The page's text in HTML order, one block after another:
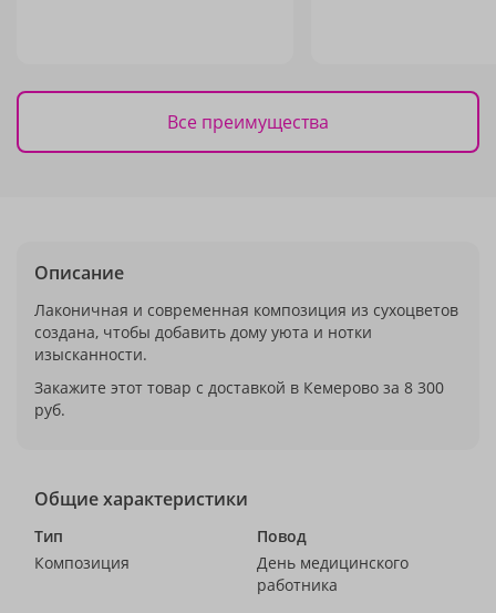
Все преимущества
Описание
Лаконичная и современная композиция из сухоцветов
создана, чтобы добавить дому уюта и нотки
изысканности.
Закажите этот товар с доставкой в Кемерово за 8 300
руб.
Общие характеристики
Тип
Композиция
Повод
День медицинского
работника